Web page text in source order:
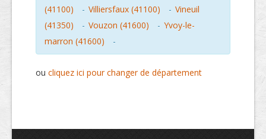
(41100)
- Villiersfaux (41100) - Vineuil
(41350)
- Vouzon (41600) - Yvoy-le-
marron (41600)
-
ou cliquez ici pour changer de département